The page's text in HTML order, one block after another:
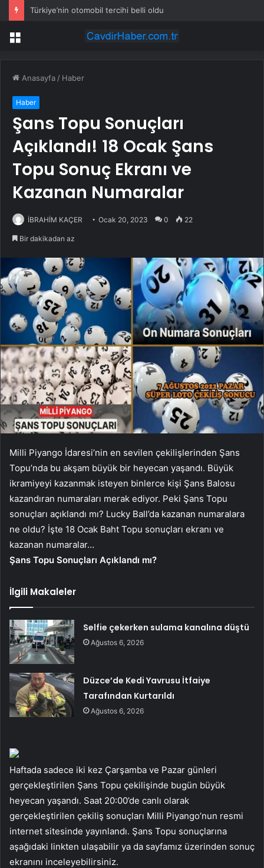
Türkiye’nin otomobil tercihi belli oldu
Menü
Anasayfa / Haber
Haber
Şans Topu Sonuçları
Açıklandı! 18 Ocak Şans
Topu Sonuç Ekranı ve
Kazanan Numaralar
İBRAHİM KAÇER Ocak 20, 2023 0 22
Bir dakikadan az
Milli Piyango İdaresi’nin en sevilen çekilişlerinden Şans
Topu’nda bu akşam büyük bir heyecan yaşandı. Büyük
ikramiyeyi kazanmak isteyen binlerce kişi Şans Balosu
kazandıran numaraları merak ediyor. Peki Şans Topu
sonuçları açıklandı mı? Lucky Ball’da kazanan numaralara
ne oldu? İşte 18 Ocak Baht Topu sonuçları ekranı ve
kazanan numaralar…
Şans Topu Sonuçları Açıklandı mı?
İlgili Makaleler
Selfie çekerken sulama kanalına düştü
Ağustos 6, 2026
Düzce’de Kedi Yavrusu İtfaiye
Tarafından Kurtarıldı
Ağustos 6, 2026
Haftada sadece iki kez Çarşamba ve Pazar günleri
gerçekleştirilen Şans Topu çekilişinde bugün büyük
heyecan yaşandı. Saat 20:00’de canlı olarak
gerçekleştirilen çekiliş sonuçları Milli Piyango’nun resmi
internet sitesinde yayınlandı. Şans Topu sonuçlarına
aşağıdaki linkten ulaşabilir ya da sayfamız üzerinden sonuç
ekranını inceleyebilirsiniz.